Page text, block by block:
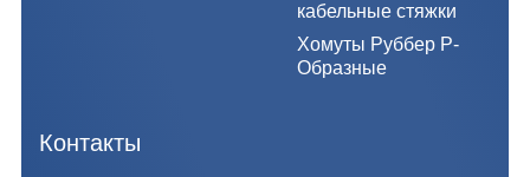
кабельные стяжки
Хомуты Руббер Р-
Образные
Контакты